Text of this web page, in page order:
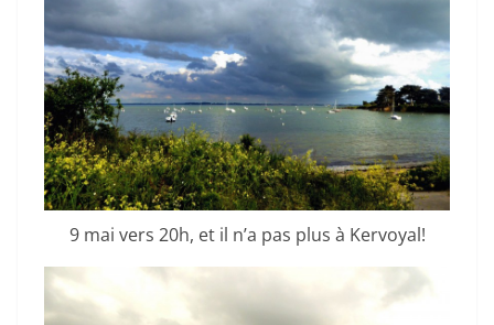
9 mai vers 20h, et il n’a pas plus à Kervoyal!